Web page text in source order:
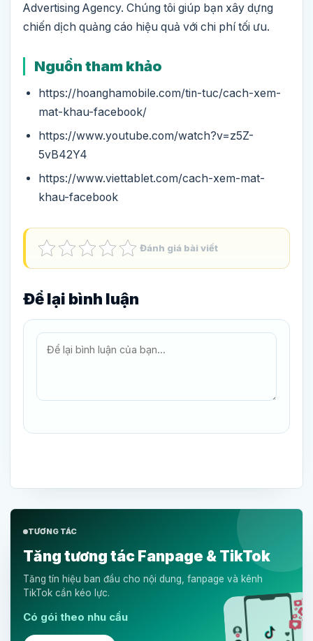
Advertising Agency. Chúng tôi giúp bạn xây dựng
chiến dịch quảng cáo hiệu quả với chi phí tối ưu.
Nguồn tham khảo
https://hoanghamobile.com/tin-tuc/cach-xem-
mat-khau-facebook/
https://www.youtube.com/watch?v=z5Z-
5vB42Y4
https://www.viettablet.com/cach-xem-mat-
khau-facebook
Đánh giá bài viết
Để lại bình luận
TƯƠNG TÁC
Tăng tương tác Fanpage & TikTok
Tăng tín hiệu ban đầu cho nội dung, fanpage và kênh
TikTok cần kéo lực.
Có gói theo nhu cầu